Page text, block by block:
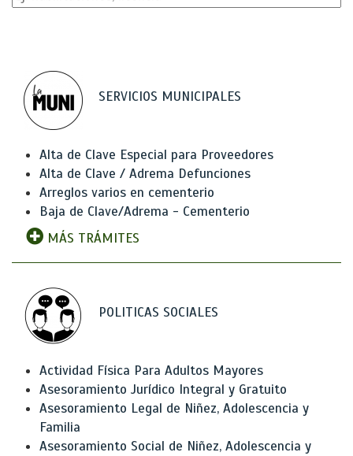
SERVICIOS MUNICIPALES
Alta de Clave Especial para Proveedores
Alta de Clave / Adrema Defunciones
Arreglos varios en cementerio
Baja de Clave/Adrema - Cementerio
MÁS TRÁMITES
POLITICAS SOCIALES
Actividad Física Para Adultos Mayores
Asesoramiento Jurídico Integral y Gratuito
Asesoramiento Legal de Niñez, Adolescencia y
Familia
Asesoramiento Social de Niñez, Adolescencia y